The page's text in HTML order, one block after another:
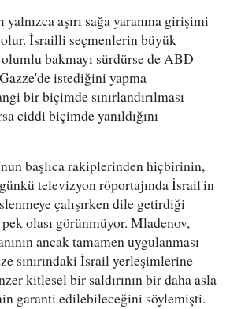
aşırı sağa yaranma girişimi
İsrailli seçmenlerin büyük
bakmayı sürdürse de ABD
istediğini yapma
bir biçimde sınırlandırılması
ciddi biçimde yanıldığını
başlıca rakiplerinden hiçbirinin,
televizyon röportajında İsrail'in
çalışırken dile getirdiği
pek olası görünmüyor. Mladenov,
ancak tamamen uygulanması
sınırındaki İsrail yerleşimlerine
kitlesel bir saldırının bir daha asla
garanti edilebileceğini söylemişti.